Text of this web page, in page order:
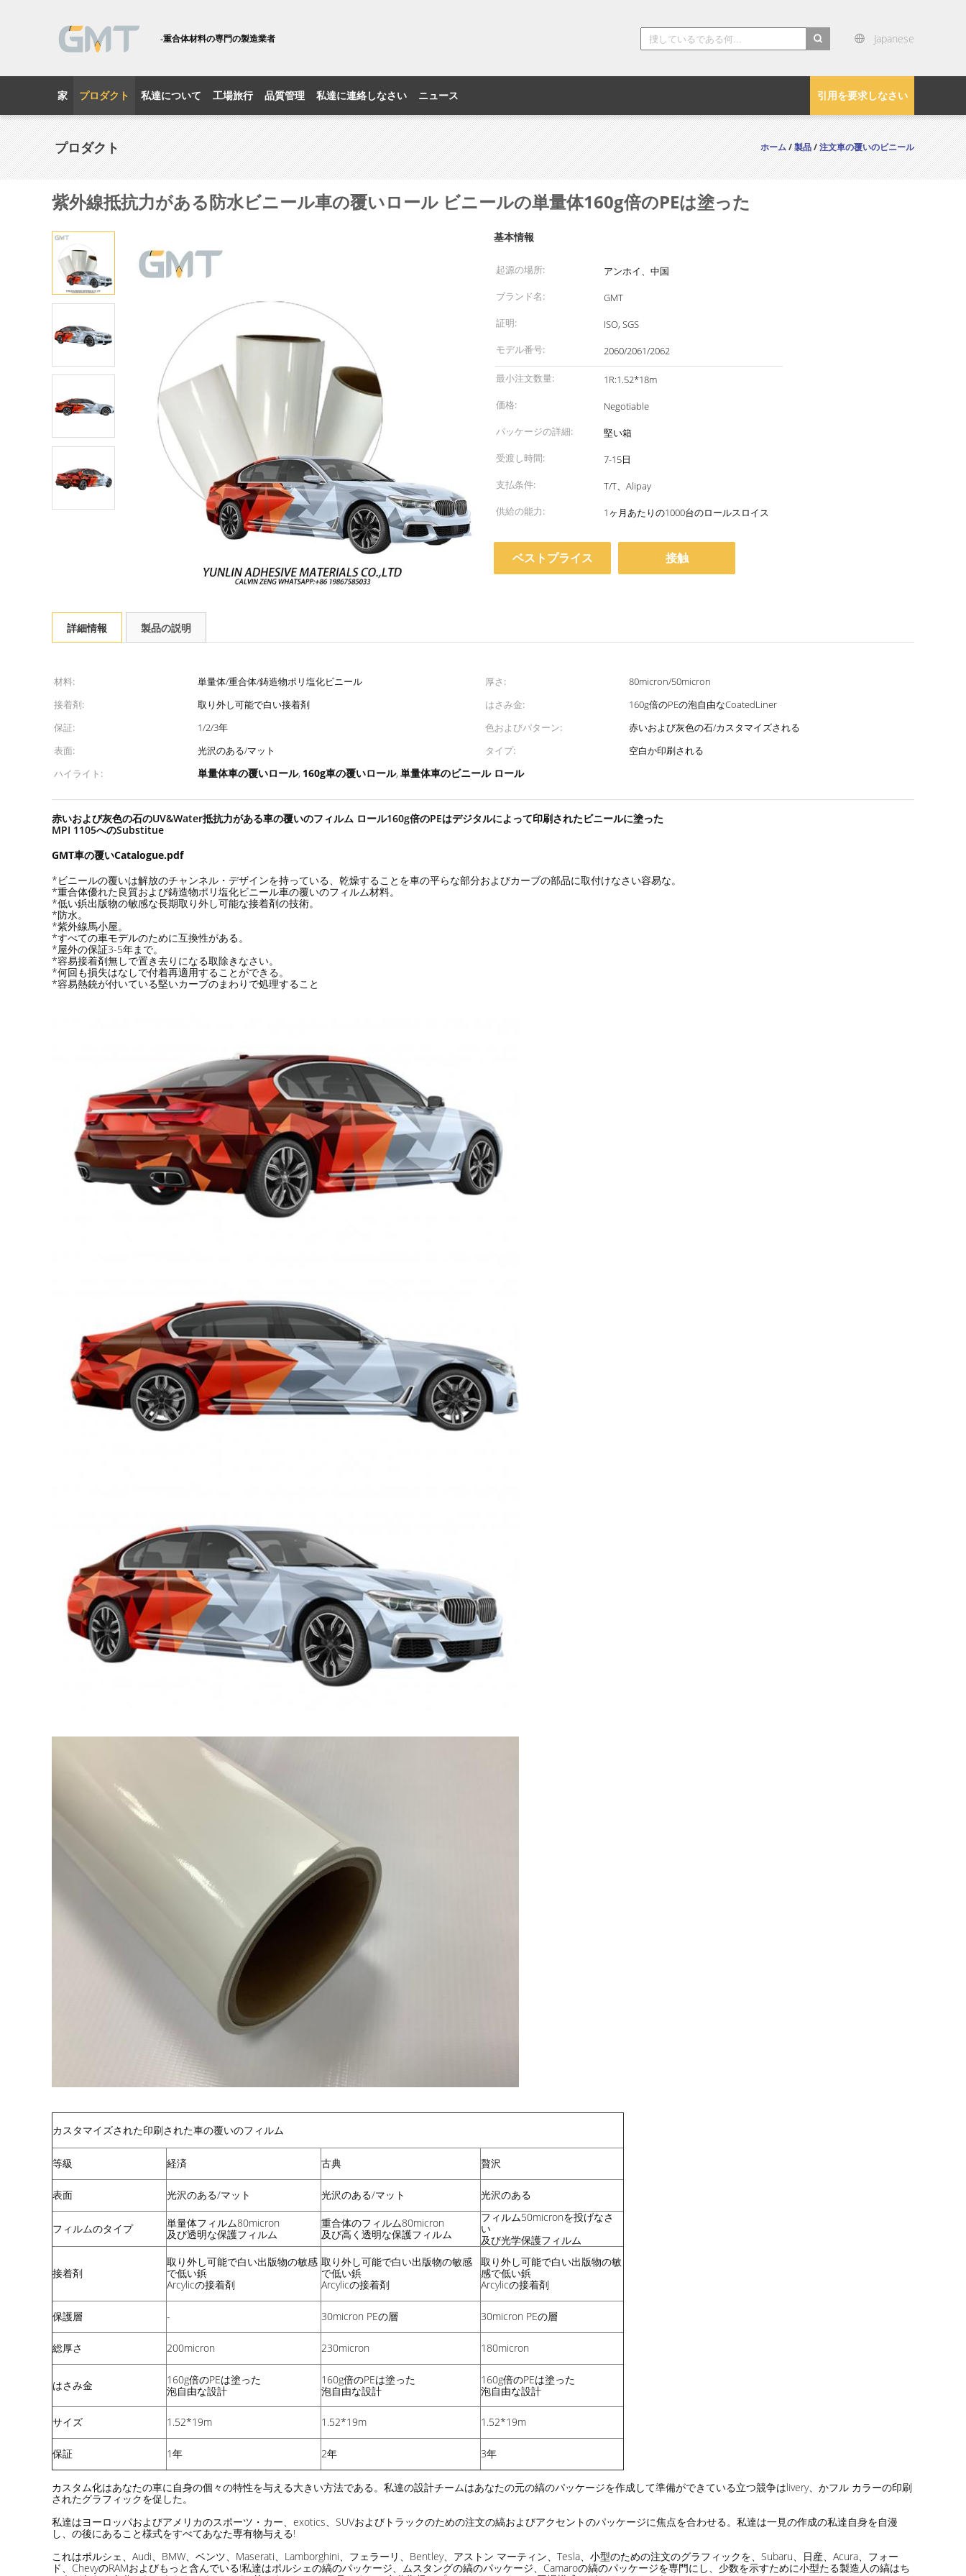
-重合体材料の専門の製造業者 Japanese
引用を要求しなさい
家 プロダクト 私達について 工場旅行 品質管理 私達に連絡しなさい ニュース
プロダクト ホーム/製品/注文車の覆いのビニール
紫外線抵抗力がある防水ビニール車の覆いロール ビニールの単量体160g倍のPEは塗った
基本情報
起源の場所:
アンホイ、中国
ブランド名:
GMT
証明:
ISO, SGS
モデル番号:
2060/2061/2062
最小注文数量:
1R:1.52*18m
価格:
Negotiable
パッケージの詳細:
堅い箱
受渡し時間:
7-15日
支払条件:
T/T、Alipay
供給の能力:
1ヶ月あたりの1000台のロールスロイス
ベストプライス 接触
詳細情報 製品の説明
材料: 単量体/重合体/鋳造物ポリ塩化ビニール 厚さ:
80micron/50micron
接着剤:
取り外し可能で白い接着剤 はさみ金:
160g倍のPEの泡自由なCoatedLiner
保証:
1/2/3年 色およびパターン:
赤いおよび灰色の石/カスタマイズされる
表面:
光沢のある/マット タイプ:
空白か印刷される
ハイライト:
単量体車の覆いロール, 160g車の覆いロール, 単量体車のビニール ロール
赤いおよび灰色の石のUV&Water抵抗力がある車の覆いのフィルム ロール160g倍のPEはデジタルによって印刷されたビニールに塗った
MPI 1105へのSubstitue
GMT車の覆いCatalogue.pdf
*ビニールの覆いは解放のチャンネル・デザインを持っている、乾燥することを車の平らな部分およびカーブの部品に取付けなさい容易な。
*重合体優れた良質および鋳造物ポリ塩化ビニール車の覆いのフィルム材料。
*低い鋲出版物の敏感な長期取り外し可能な接着剤の技術。
*防水。
*紫外線馬小屋。
*すべての車モデルのために互換性がある。
*屋外の保証3-5年まで。
*容易接着剤無しで置き去りになる取除きなさい。
*何回も損失はなしで付着再適用することができる。
*容易熱銃が付いている堅いカーブのまわりで処理すること
カスタマイズされた印刷された車の覆いのフィルム
等級 経済 古典 贅沢
表面 光沢のある/マット 光沢のある/マット 光沢のある
フィルムのタイプ
単量体フィルム80micron
及び透明な保護フィルム
重合体のフィルム80micron
及び高く透明な保護フィルム
フィルム50micronを投げなさ
い
及び光学保護フィルム
接着剤
取り外し可能で白い出版物の敏感
で低い鋲
Arcylicの接着剤
取り外し可能で白い出版物の敏感
で低い鋲
Arcylicの接着剤
取り外し可能で白い出版物の敏
感で低い鋲
Arcylicの接着剤
保護層 - 30micron PEの層 30micron PEの層
総厚さ 200micron 230micron 180micron
はさみ金
160g倍のPEは塗った
泡自由な設計
160g倍のPEは塗った
泡自由な設計
160g倍のPEは塗った
泡自由な設計
サイズ 1.52*19m 1.52*19m 1.52*19m
保証 1年 2年 3年
カスタム化はあなたの車に自身の個々の特性を与える大きい方法である。私達の設計チームはあなたの元の縞のパッケージを作成して準備ができている立つ競争はlivery、かフル カラーの印刷
されたグラフィックを促した。
私達はヨーロッパおよびアメリカのスポーツ・カー、exotics、SUVおよびトラックのための注文の縞およびアクセントのパッケージに焦点を合わせる。私達は一見の作成の私達自身を自漫
し、の後にあること様式をすべてあなた専有物与える!
これはポルシェ、Audi、BMW、ベンツ、Maserati、Lamborghini、フェラーリ、Bentley、アストン マーティン、Tesla、小型のための注文のグラフィックを、Subaru、日産、Acura、フォー
ド、ChevyのRAMおよびもっと含んでいる!私達はポルシェの縞のパッケージ、ムスタングの縞のパッケージ、Camaroの縞のパッケージを専門にし、少数を示すために小型たる製造人の縞はち